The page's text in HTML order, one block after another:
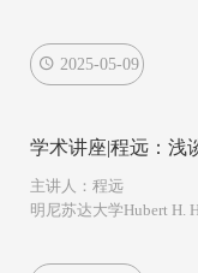
2025-05-09
学术讲座|程远：浅
主讲人：程远
明尼苏达大学Hubert H.